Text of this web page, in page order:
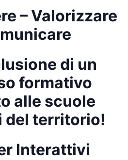
– Valorizzare
di un
formativo
alle scuole
del territorio!
Interattivi